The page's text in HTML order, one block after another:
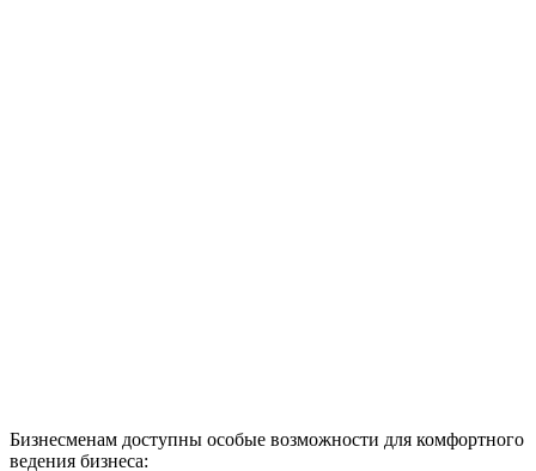
Бизнесменам доступны особые возможности для комфортного
ведения бизнеса: